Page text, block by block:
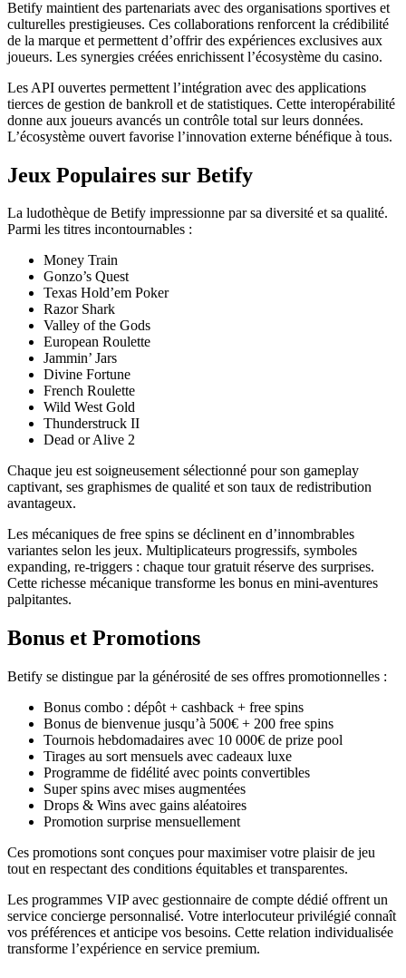
Betify maintient des partenariats avec des organisations sportives et
culturelles prestigieuses. Ces collaborations renforcent la crédibilité
de la marque et permettent d’offrir des expériences exclusives aux
joueurs. Les synergies créées enrichissent l’écosystème du casino.
Les API ouvertes permettent l’intégration avec des applications
tierces de gestion de bankroll et de statistiques. Cette interopérabilité
donne aux joueurs avancés un contrôle total sur leurs données.
L’écosystème ouvert favorise l’innovation externe bénéfique à tous.
Jeux Populaires sur Betify
La ludothèque de Betify impressionne par sa diversité et sa qualité.
Parmi les titres incontournables :
Money Train
Gonzo’s Quest
Texas Hold’em Poker
Razor Shark
Valley of the Gods
European Roulette
Jammin’ Jars
Divine Fortune
French Roulette
Wild West Gold
Thunderstruck II
Dead or Alive 2
Chaque jeu est soigneusement sélectionné pour son gameplay
captivant, ses graphismes de qualité et son taux de redistribution
avantageux.
Les mécaniques de free spins se déclinent en d’innombrables
variantes selon les jeux. Multiplicateurs progressifs, symboles
expanding, re-triggers : chaque tour gratuit réserve des surprises.
Cette richesse mécanique transforme les bonus en mini-aventures
palpitantes.
Bonus et Promotions
Betify se distingue par la générosité de ses offres promotionnelles :
Bonus combo : dépôt + cashback + free spins
Bonus de bienvenue jusqu’à 500€ + 200 free spins
Tournois hebdomadaires avec 10 000€ de prize pool
Tirages au sort mensuels avec cadeaux luxe
Programme de fidélité avec points convertibles
Super spins avec mises augmentées
Drops & Wins avec gains aléatoires
Promotion surprise mensuellement
Ces promotions sont conçues pour maximiser votre plaisir de jeu
tout en respectant des conditions équitables et transparentes.
Les programmes VIP avec gestionnaire de compte dédié offrent un
service concierge personnalisé. Votre interlocuteur privilégié connaît
vos préférences et anticipe vos besoins. Cette relation individualisée
transforme l’expérience en service premium.